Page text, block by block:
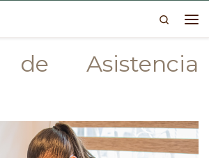
Search
de Asistencia